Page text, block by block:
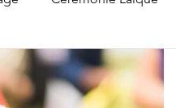
occasion Actualité